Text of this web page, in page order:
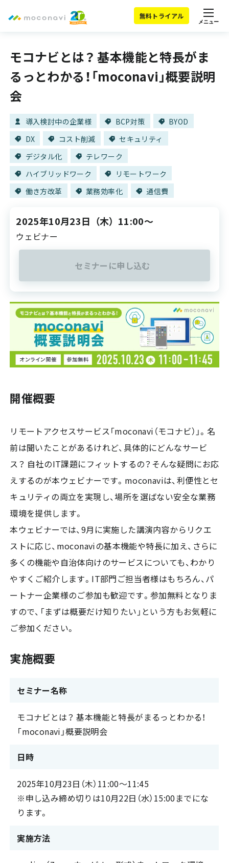
無料トライアル
メニュー
モコナビとは？ 基本機能と特長がま
るっとわかる！「moconavi」概要説明
会
導入検討中の企業様 BCP対策
BYOD
DX
コスト削減
セキュリティ
デジタル化
テレワーク
ハイブリッドワーク
リモートワーク
働き方改革
業務効率化 通信費
2025年10月23日 （木） 11:00～
ウェビナー
セミナーに申し込む
開催概要
リモートアクセスサービス「moconavi（モコナビ）」。名
前は聞いたことがあるけれど、具体的にどんなサービ
ス？ 自社のIT課題にフィットするの？――そんな疑問にお応
えするのが本ウェビナーです。moconaviは、利便性とセ
キュリティの両立を実現し、場所を選ばない安全な業務
環境を提供します。
本ウェビナーでは、9月に実施した講演内容からリクエ
ストに応じ、moconaviの基本機能や特長に加え、さらに
多くの機能や自治体向けのサービスについても、わかり
やすくご紹介します。IT部門ご担当者様はもちろん、パ
ートナー企業様のご参加も歓迎です。参加無料となりま
すので、「まずは概要だけ知りたい」という方もお気軽に
ご参加ください。
実施概要
セミナー名称
モコナビとは？ 基本機能と特長がまるっとわかる！
「moconavi」概要説明会
日時
2025年10月23日（木）11:00～11:45
※申し込み締め切りは10月22日（水）15:00までにな
ります。
実施方法